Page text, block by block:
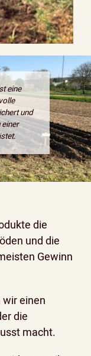
eine
und
die
und die
Gewinn
einen
die
macht.